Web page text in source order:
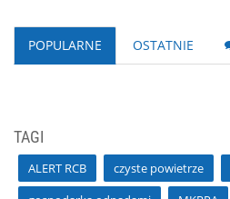
POPULARNE OSTATNIE
TAGI
ALERT RCB czyste powietrze